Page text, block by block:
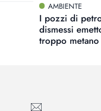
AMBIENTE
I pozzi di
dismessi
troppo metano